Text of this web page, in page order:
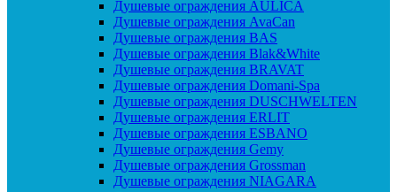
Душевые ограждения AULICA
Душевые ограждения AvaCan
Душевые ограждения BAS
Душевые ограждения Blak&White
Душевые ограждения BRAVAT
Душевые ограждения Domani-Spa
Душевые ограждения DUSCHWELTEN
Душевые ограждения ERLIT
Душевые ограждения ESBANO
Душевые ограждения Gemy
Душевые ограждения Grossman
Душевые ограждения NIAGARA